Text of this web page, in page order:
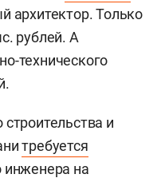
архитектор. Только
рублей. А
технического
и
требуется
инженера на